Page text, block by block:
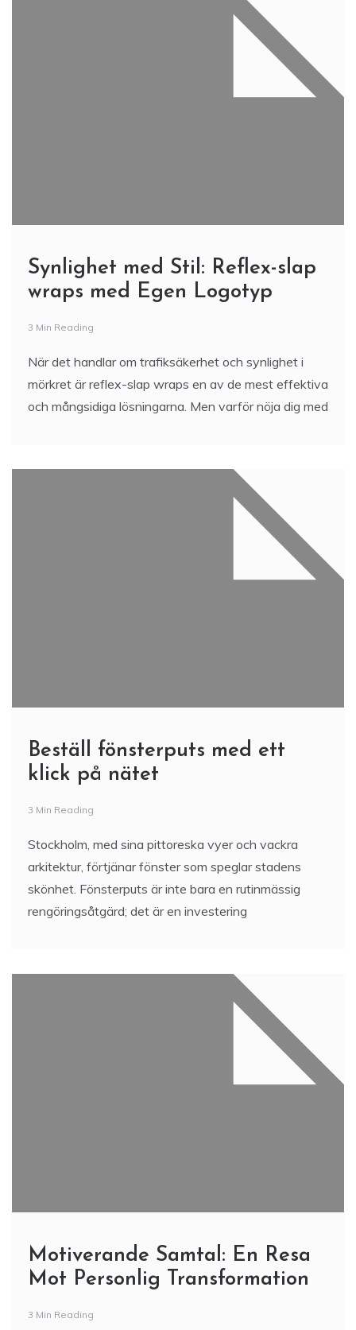
Synlighet med Stil: Reflex-slap
wraps med Egen Logotyp
3 Min Reading
När det handlar om trafiksäkerhet och synlighet i
mörkret är reflex-slap wraps en av de mest effektiva
och mångsidiga lösningarna. Men varför nöja dig med
Beställ fönsterputs med ett
klick på nätet
3 Min Reading
Stockholm, med sina pittoreska vyer och vackra
arkitektur, förtjänar fönster som speglar stadens
skönhet. Fönsterputs är inte bara en rutinmässig
rengöringsåtgärd; det är en investering
Motiverande Samtal: En Resa
Mot Personlig Transformation
3 Min Reading